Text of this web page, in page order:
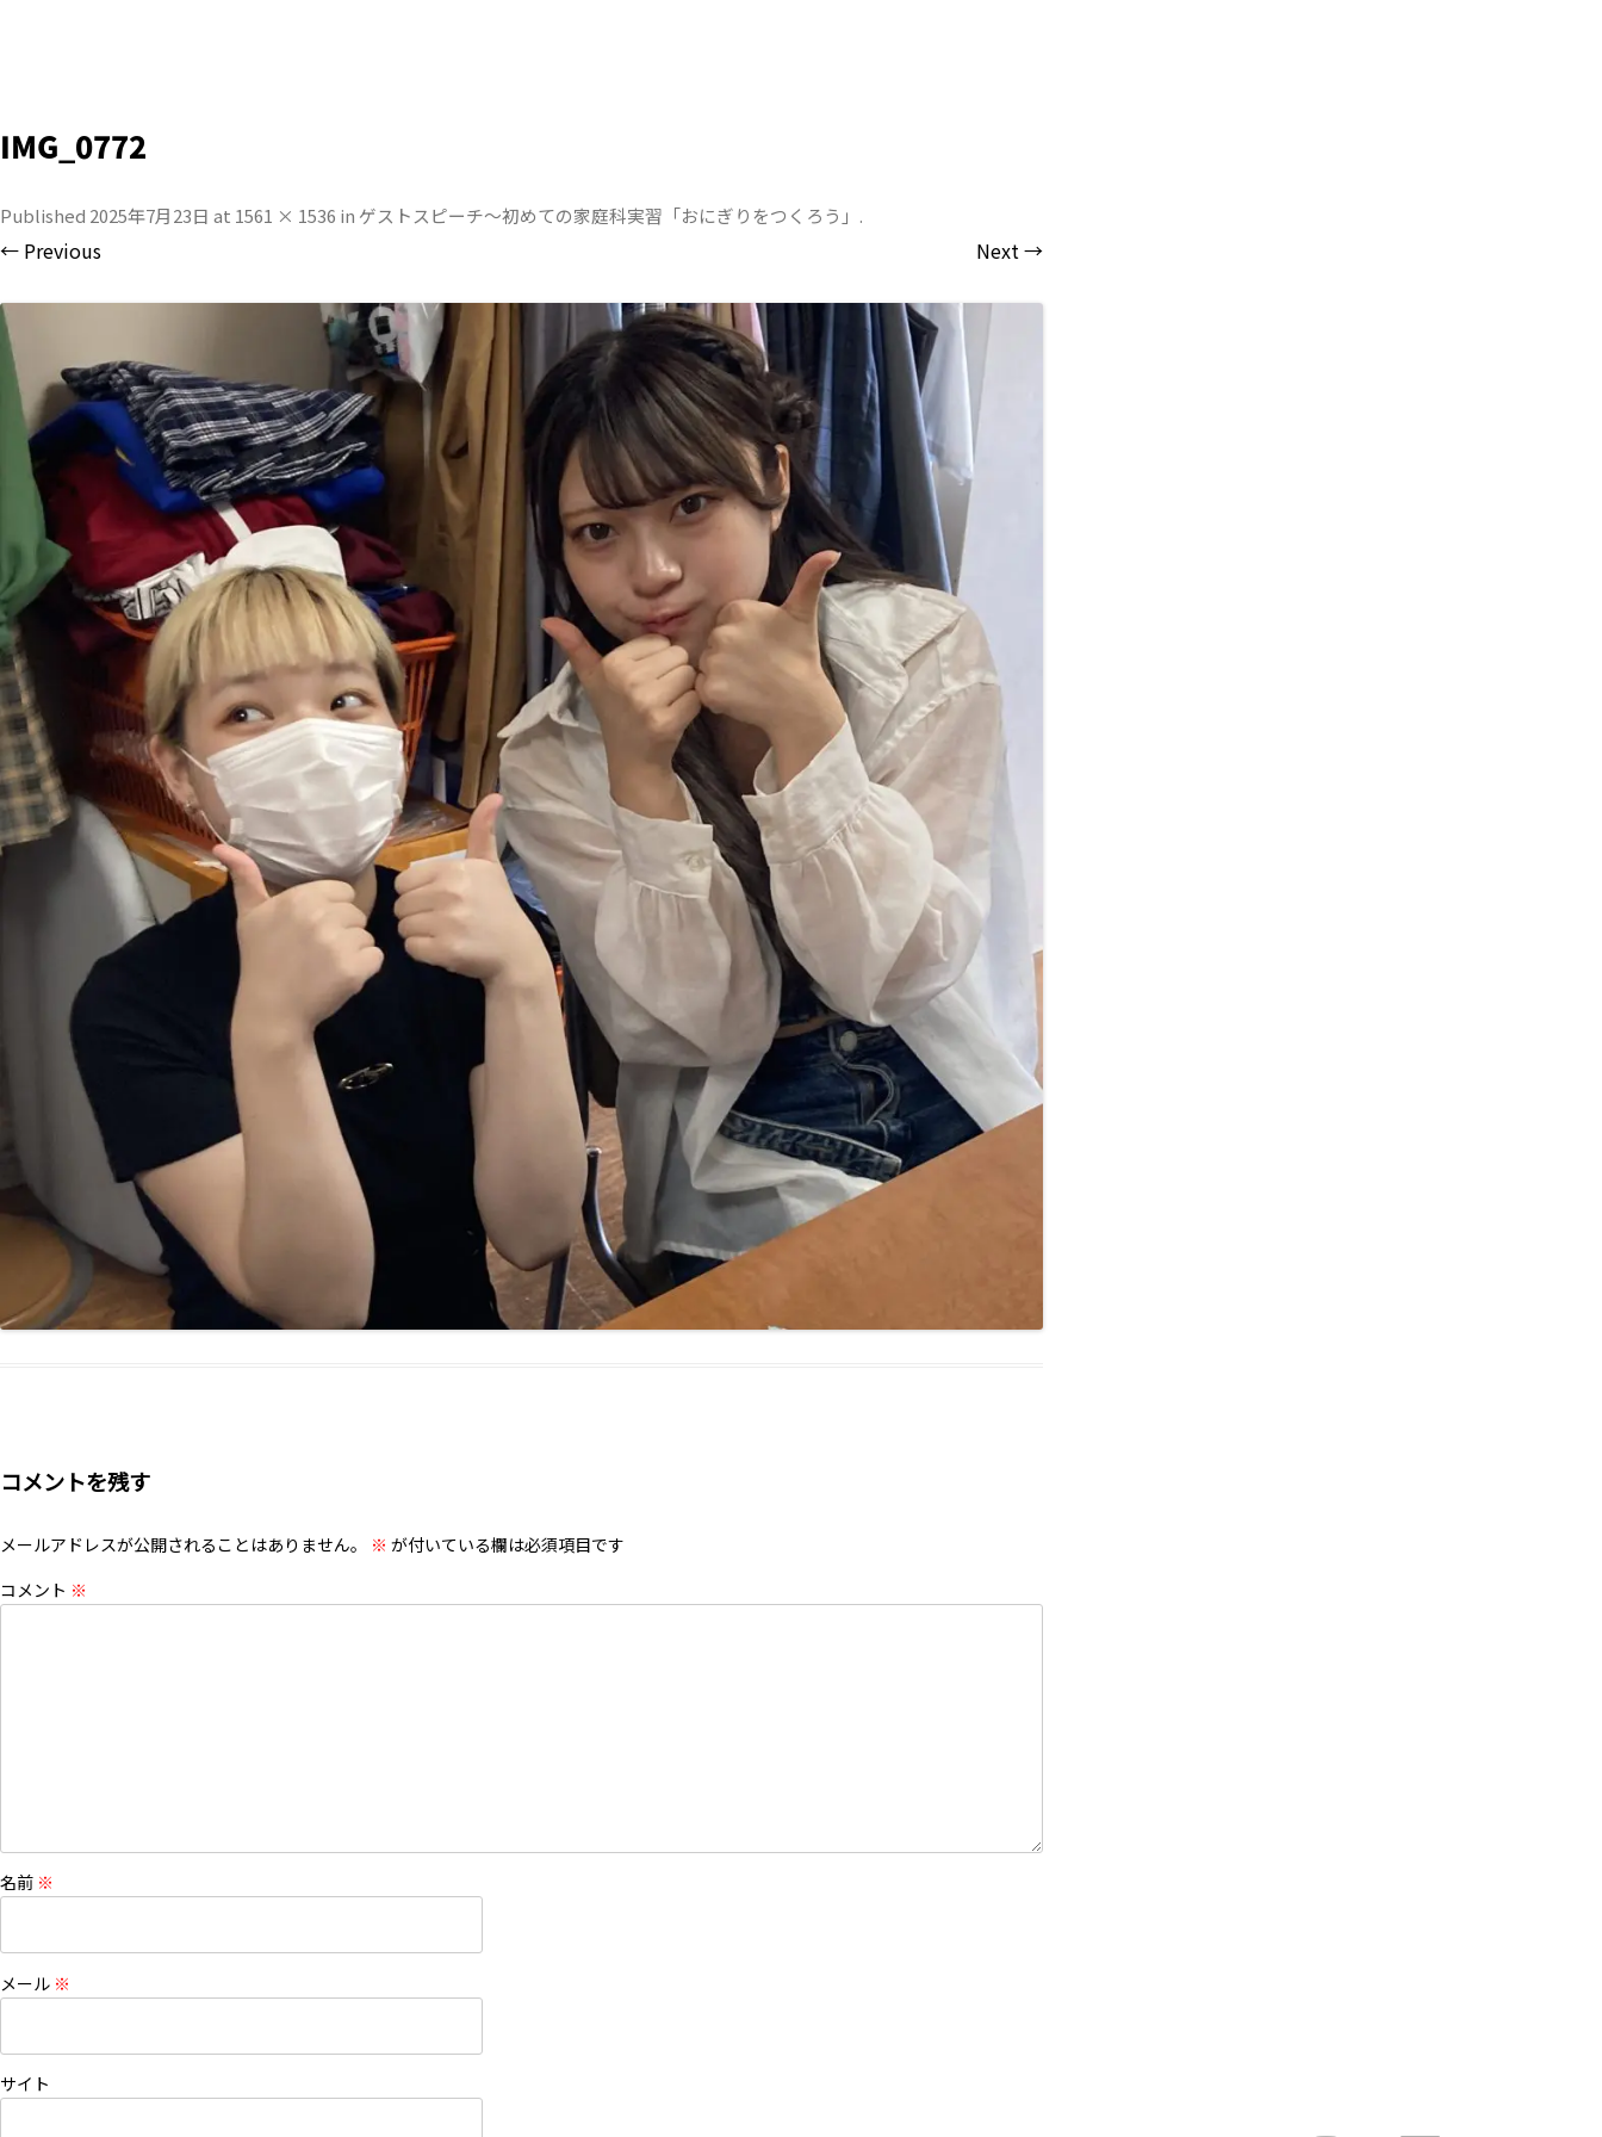
IMG_0772
Published 2025年7月23日 at 1561 × 1536 in ゲストスピーチ〜初めての家庭科実習「おにぎりをつくろう」 .
← Previous Next →
コメントを残す
メールアドレスが公開されることはありません。 ※ が付いている欄は必須項目です
コメント ※
名前 ※
メール ※
サイト